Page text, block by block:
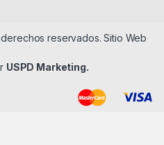
reservados. Sitio Web
USPD Marketing.